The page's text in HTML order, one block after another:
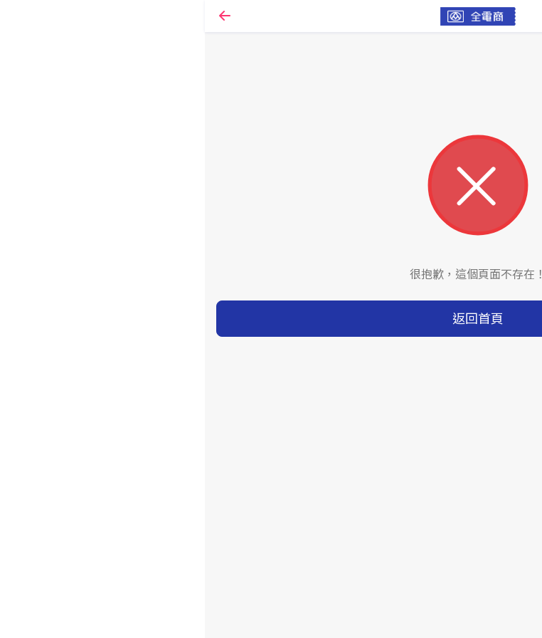
很抱歉，這個頁面不存在！
返回首頁